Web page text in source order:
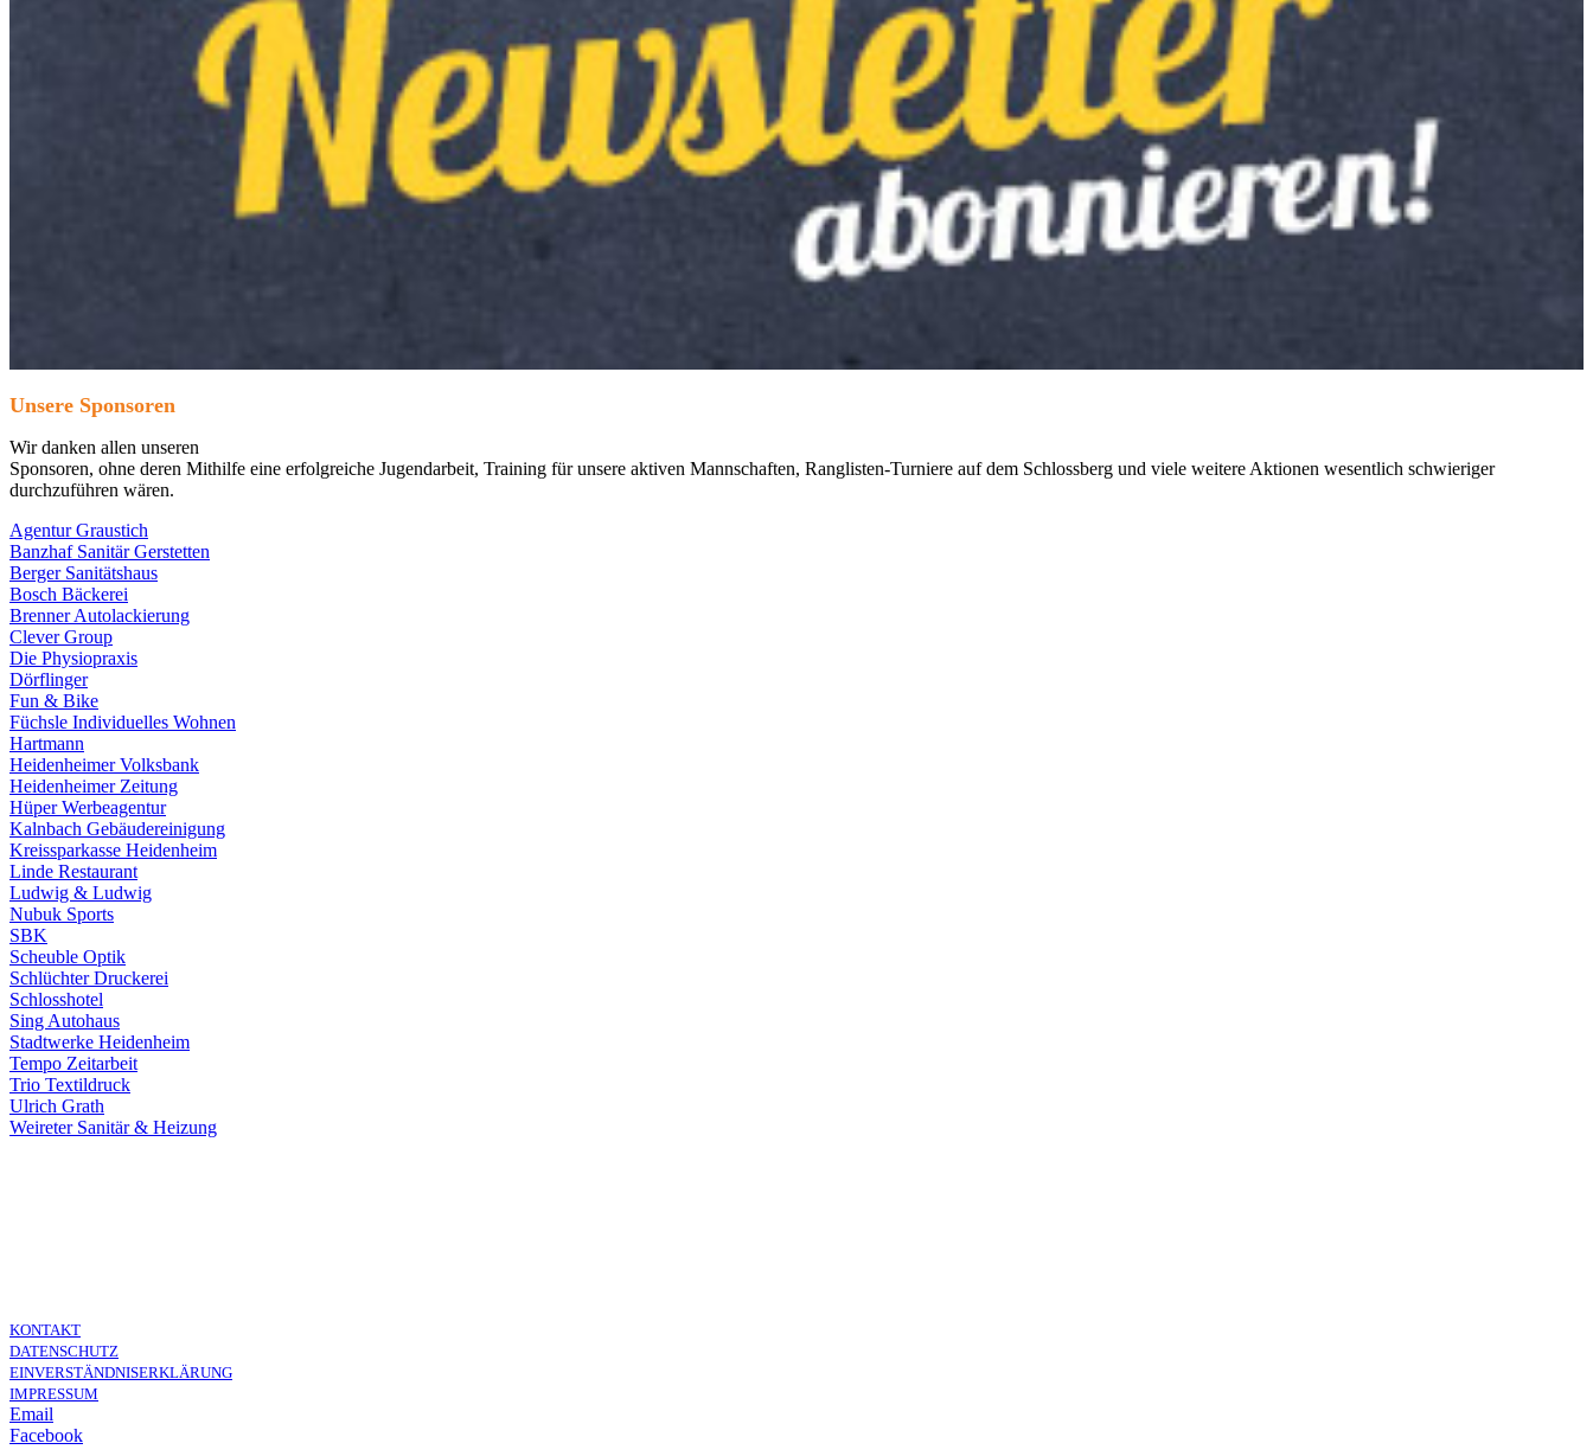
Unsere Sponsoren
Wir danken allen unseren
Sponsoren, ohne deren Mithilfe eine erfolgreiche Jugendarbeit, Training für unsere aktiven Mannschaften, Ranglisten-Turniere auf dem Schlossberg und viele weitere Aktionen wesentlich schwieriger
durchzuführen wären.
Agentur Graustich
Banzhaf Sanitär Gerstetten
Berger Sanitätshaus
Bosch Bäckerei
Brenner Autolackierung
Clever Group
Die Physiopraxis
Dörflinger
Fun & Bike
Füchsle Individuelles Wohnen
Hartmann
Heidenheimer Volksbank
Heidenheimer Zeitung
Hüper Werbeagentur
Kalnbach Gebäudereinigung
Kreissparkasse Heidenheim
Linde Restaurant
Ludwig & Ludwig
Nubuk Sports
SBK
Scheuble Optik
Schlüchter Druckerei
Schlosshotel
Sing Autohaus
Stadtwerke Heidenheim
Tempo Zeitarbeit
Trio Textildruck
Ulrich Grath
Weireter Sanitär & Heizung
KONTAKT
DATENSCHUTZ
EINVERSTÄNDNISERKLÄRUNG
IMPRESSUM
Email
Facebook